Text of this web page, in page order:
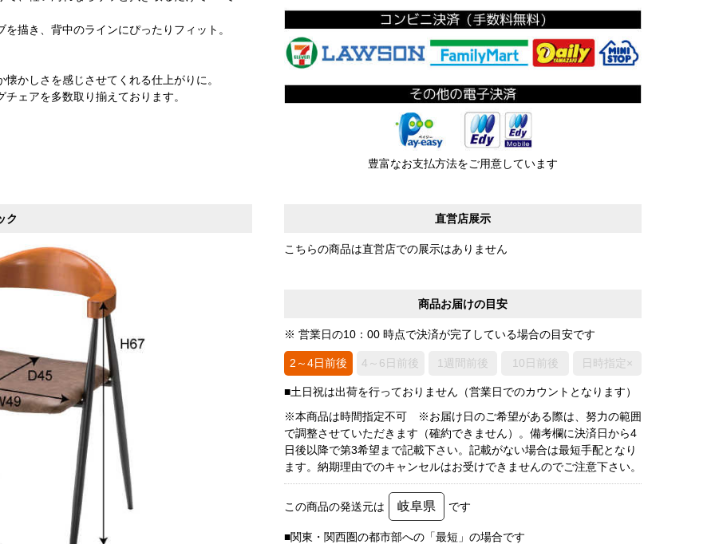
描き、背中のラインにぴったりフィット。
かしさを感じさせてくれる仕上がりに。
ェアを多数取り揃えております。
豊富なお支払方法をご用意しています
直営店展示
こちらの商品は直営店での展示はありません
商品お届けの目安
※ 営業日の10：00 時点で決済が完了している場合の目安です
2～4日前後 4～6日前後 1週間前後 10日前後 日時指定×
■土日祝は出荷を行っておりません（営業日でのカウントとなります）
※本商品は時間指定不可 ※お届け日のご希望がある際は、努力の範囲
で調整させていただきます（確約できません）。備考欄に決済日から4
日後以降で第3希望まで記載下さい。記載がない場合は最短手配となり
ます。納期理由でのキャンセルはお受けできませんのでご注意下さい。
この商品の発送元は 岐阜県 です
■関東・関西圏の都市部への「最短」の場合です
ク